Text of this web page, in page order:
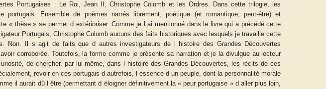
Portugaises : Le Roi, Jean II, Christophe Colomb et les Ordres. Dans cette trilogie, les
portugais. Ensemble de poèmes narrés librement, poétique (et romantique, peut-être) et
« thèse » se permet d extérioriser. Comme je l ai mentionné dans le livre qui a précédé cette
Portugais, Christophe Colomb aucuns des faits historiques avec lesquels je travaille cette
Non. Il s agit de faits que d autres investigateurs de l histoire des Grandes Découvertes
corroborée. Toutefois, la forme comme je présente sa narration et je la divulgue au lecteur
de chercher, par lui-même, dans l histoire des Grandes Découvertes, les récits de ces
revoir en ces portugais d autrefois, l essence d un peuple, dont la personnalité morale
il aurait dû l être (permettant d éloigner définitivement la « peur portugaise » d aller plus loin,